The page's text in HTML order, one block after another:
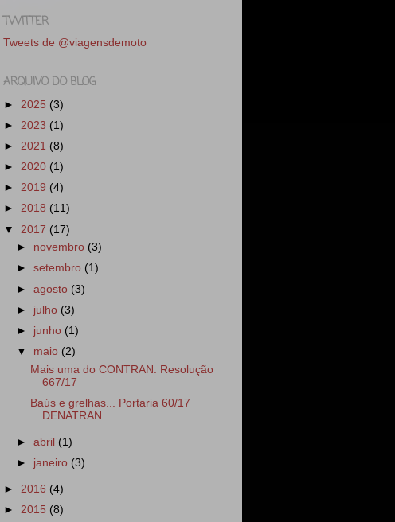
TWITTER
Tweets de @viagensdemoto
ARQUIVO DO BLOG
► 2025 (3)
► 2023 (1)
► 2021 (8)
► 2020 (1)
► 2019 (4)
► 2018 (11)
▼ 2017 (17)
► novembro (3)
►setembro (1)
►agosto (3)
► julho (3)
► junho (1)
▼ maio (2)
Mais uma do CONTRAN: Resolução
667/17
Baús e grelhas... Portaria 60/17
DENATRAN
►abril (1)
► janeiro (3)
► 2016 (4)
► 2015 (8)